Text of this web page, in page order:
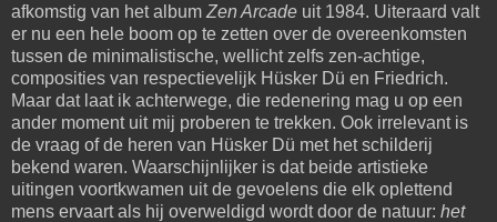
afkomstig van het album Zen Arcade uit 1984. Uiteraard valt
er nu een hele boom op te zetten over de overeenkomsten
tussen de minimalistische, wellicht zelfs zen-achtige,
composities van respectievelijk Hüsker Dü en Friedrich.
Maar dat laat ik achterwege, die redenering mag u op een
ander moment uit mij proberen te trekken. Ook irrelevant is
de vraag of de heren van Hüsker Dü met het schilderij
bekend waren. Waarschijnlijker is dat beide artistieke
uitingen voortkwamen uit de gevoelens die elk oplettend
mens ervaart als hij overweldigd wordt door de natuur: het